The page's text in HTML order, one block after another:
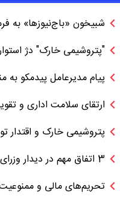
شبیخون «باج‌نیوزها» به
"پتروشیمی خارک" دژ
پیام مدیرعامل پیدمکو به
ارتقای سلامت اداری و
پتروشیمی خارک و اقتدار
3 اتفاق مهم در دیدار وزرای نفت ایران و روسیه
تحریم‌های مالی و